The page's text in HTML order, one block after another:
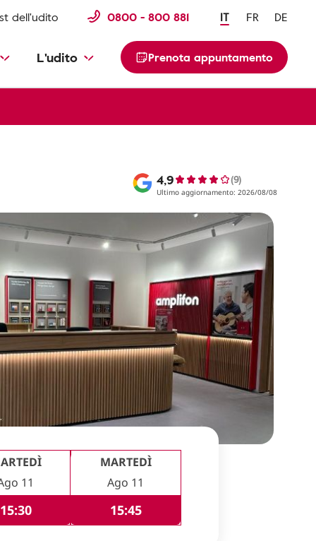
dell'udito 0800 - 800 881 IT FR DE
L'udito Prenota appuntamento
4,9 (9)
Ultimo aggiornamento: 2026/08/08
11
15:30
MARTEDÌ
Ago 11
15:45